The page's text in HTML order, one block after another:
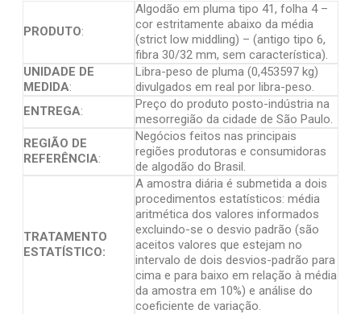
PRODUTO:
Algodão em pluma tipo 41, folha 4 –
cor estritamente abaixo da média
(strict low middling) – (antigo tipo 6,
fibra 30/32 mm, sem característica).
UNIDADE DE
MEDIDA:
Libra-peso de pluma (0,453597 kg)
divulgados em real por libra-peso.
ENTREGA:
Preço do produto posto-indústria na
mesorregião da cidade de São Paulo.
REGIÃO DE
REFERÊNCIA:
Negócios feitos nas principais
regiões produtoras e consumidoras
de algodão do Brasil.
TRATAMENTO
ESTATÍSTICO:
A amostra diária é submetida a dois
procedimentos estatísticos: média
aritmética dos valores informados
excluindo-se o desvio padrão (são
aceitos valores que estejam no
intervalo de dois desvios-padrão para
cima e para baixo em relação à média
da amostra em 10%) e análise do
coeficiente de variação.